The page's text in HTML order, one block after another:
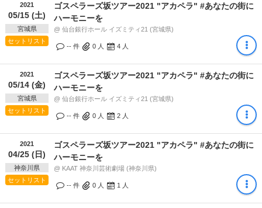
2021
05/15 (土)
宮城県
セットリスト
ゴスペラーズ坂ツアー2021 "アカペラ" #あなたの街に
ハーモニーを
@ 仙台銀行ホール イズミティ21 (宮城県)
-- 件 0 人 4 人
2021
05/14 (金)
宮城県
セットリスト
ゴスペラーズ坂ツアー2021 "アカペラ" #あなたの街に
ハーモニーを
@ 仙台銀行ホール イズミティ21 (宮城県)
-- 件 0 人 2 人
2021
04/25 (日)
神奈川県
セットリスト
ゴスペラーズ坂ツアー2021 "アカペラ" #あなたの街に
ハーモニーを
@ KAAT 神奈川芸術劇場 (神奈川県)
-- 件 0 人 1 人